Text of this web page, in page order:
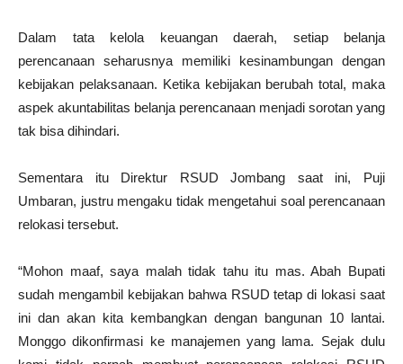
Dalam tata kelola keuangan daerah, setiap belanja
perencanaan seharusnya memiliki kesinambungan dengan
kebijakan pelaksanaan. Ketika kebijakan berubah total, maka
aspek akuntabilitas belanja perencanaan menjadi sorotan yang
tak bisa dihindari.
Sementara itu Direktur RSUD Jombang saat ini, Puji
Umbaran, justru mengaku tidak mengetahui soal perencanaan
relokasi tersebut.
“Mohon maaf, saya malah tidak tahu itu mas. Abah Bupati
sudah mengambil kebijakan bahwa RSUD tetap di lokasi saat
ini dan akan kita kembangkan dengan bangunan 10 lantai.
Monggo dikonfirmasi ke manajemen yang lama. Sejak dulu